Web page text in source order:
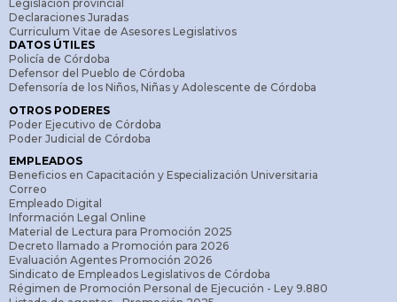
Legislación provincial
Declaraciones Juradas
Curriculum Vitae de Asesores Legislativos
DATOS ÚTILES
Policía de Córdoba
Defensor del Pueblo de Córdoba
Defensoría de los Niños, Niñas y Adolescente de Córdoba
OTROS PODERES
Poder Ejecutivo de Córdoba
Poder Judicial de Córdoba
EMPLEADOS
Beneficios en Capacitación y Especialización Universitaria
Correo
Empleado Digital
Información Legal Online
Material de Lectura para Promoción 2025
Decreto llamado a Promoción para 2026
Evaluación Agentes Promoción 2026
Sindicato de Empleados Legislativos de Córdoba
Régimen de Promoción Personal de Ejecución - Ley 9.880